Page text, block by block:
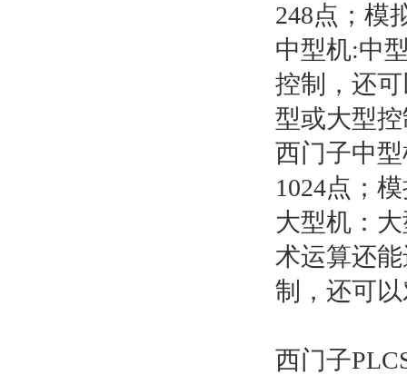
248点；模
中型机:中
控制，还
型或大型
西门子中型
1024点；
大型机：
术运算还
制，还可
西门子